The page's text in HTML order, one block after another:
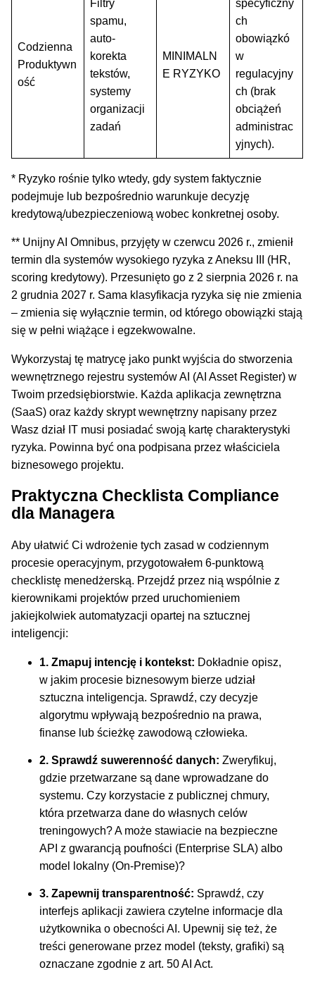
Codzienna
Produktywn
ość
Filtry
spamu,
auto-
korekta
tekstów,
systemy
organizacji
zadań
MINIMALN
E RYZYKO
specyficzny
ch
obowiązkó
w
regulacyjny
ch (brak
obciążeń
administrac
yjnych).
* Ryzyko rośnie tylko wtedy, gdy system faktycznie
podejmuje lub bezpośrednio warunkuje decyzję
kredytową/ubezpieczeniową wobec konkretnej osoby.
** Unijny AI Omnibus, przyjęty w czerwcu 2026 r., zmienił
termin dla systemów wysokiego ryzyka z Aneksu III (HR,
scoring kredytowy). Przesunięto go z 2 sierpnia 2026 r. na
2 grudnia 2027 r. Sama klasyfikacja ryzyka się nie zmienia
– zmienia się wyłącznie termin, od którego obowiązki stają
się w pełni wiążące i egzekwowalne.
Wykorzystaj tę matrycę jako punkt wyjścia do stworzenia
wewnętrznego rejestru systemów AI (AI Asset Register) w
Twoim przedsiębiorstwie. Każda aplikacja zewnętrzna
(SaaS) oraz każdy skrypt wewnętrzny napisany przez
Wasz dział IT musi posiadać swoją kartę charakterystyki
ryzyka. Powinna być ona podpisana przez właściciela
biznesowego projektu.
Praktyczna Checklista Compliance
dla Managera
Aby ułatwić Ci wdrożenie tych zasad w codziennym
procesie operacyjnym, przygotowałem 6-punktową
checklistę menedżerską. Przejdź przez nią wspólnie z
kierownikami projektów przed uruchomieniem
jakiejkolwiek automatyzacji opartej na sztucznej
inteligencji:
1. Zmapuj intencję i kontekst: Dokładnie opisz,
w jakim procesie biznesowym bierze udział
sztuczna inteligencja. Sprawdź, czy decyzje
algorytmu wpływają bezpośrednio na prawa,
finanse lub ścieżkę zawodową człowieka.
2. Sprawdź suwerenność danych: Zweryfikuj,
gdzie przetwarzane są dane wprowadzane do
systemu. Czy korzystacie z publicznej chmury,
która przetwarza dane do własnych celów
treningowych? A może stawiacie na bezpieczne
API z gwarancją poufności (Enterprise SLA) albo
model lokalny (On-Premise)?
3. Zapewnij transparentność: Sprawdź, czy
interfejs aplikacji zawiera czytelne informacje dla
użytkownika o obecności AI. Upewnij się też, że
treści generowane przez model (teksty, grafiki) są
oznaczane zgodnie z art. 50 AI Act.